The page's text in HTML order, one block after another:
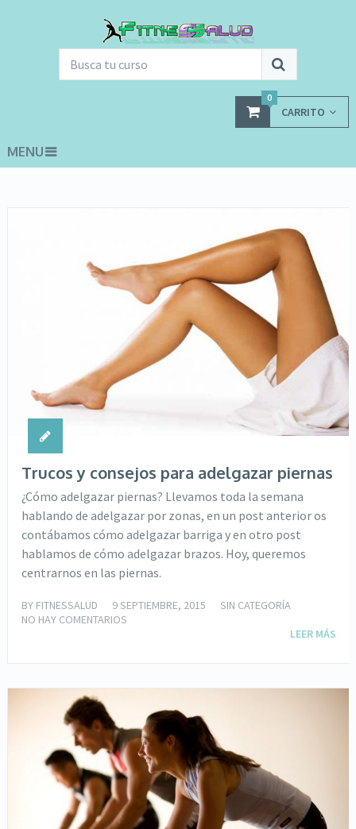
CARRITO
0
MENU
Trucos y consejos para adelgazar piernas
¿Cómo adelgazar piernas? Llevamos toda la semana
hablando de adelgazar por zonas, en un post anterior os
contábamos cómo adelgazar barriga y en otro post
hablamos de cómo adelgazar brazos. Hoy, queremos
centrarnos en las piernas.
BY FITNESSALUD 9 SEPTIEMBRE, 2015
SIN CATEGORÍA
NO HAY COMENTARIOS
LEER MÁS